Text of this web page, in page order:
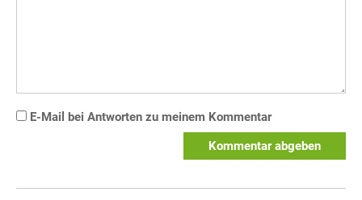
E-Mail bei Antworten zu meinem Kommentar
Kommentar abgeben